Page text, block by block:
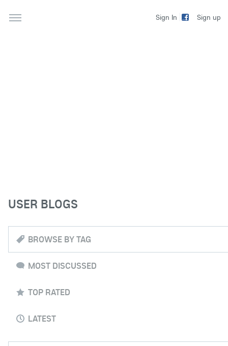
Sign In Sign up
USER BLOGS
BROWSE BY TAG
MOST DISCUSSED
TOP RATED
LATEST